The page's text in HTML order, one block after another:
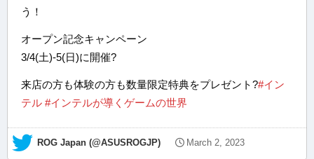
う！
オープン記念キャンペーン
3/4(土)-5(日)に開催?
来店の方も体験の方も数量限定特典をプレゼント?#イン
テル #インテルが導くゲームの世界
— ROG Japan (@ASUSROGJP) March 2, 2023